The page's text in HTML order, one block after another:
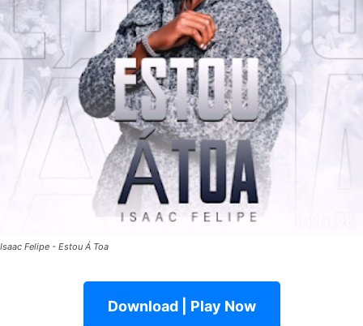
Isaac Felipe - Estou Á Toa
Download | Play Now